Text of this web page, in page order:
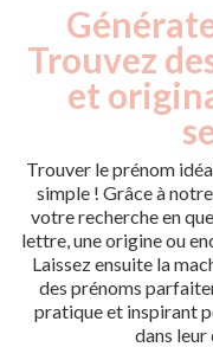
Trouvez
et
Trouver le prénom
simple ! Grâce à
votre recherche en
lettre, une origine ou
Laissez ensuite la
des prénoms
pratique et inspirant
dans leur